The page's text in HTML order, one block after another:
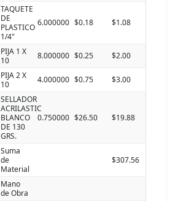
TAQUETE
DE
PLASTICO
1/4"
6.000000 $0.18 $1.08
PIJA 1 X
10
8.000000 $0.25 $2.00
PIJA 2 X
10
4.000000 $0.75 $3.00
SELLADOR
ACRILASTIC
BLANCO
DE 130
GRS.
0.750000 $26.50 $19.88
Suma
de
Material
$307.56
Mano
de Obra